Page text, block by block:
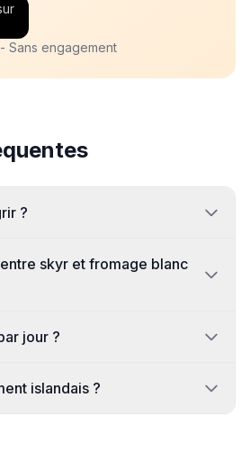
Sans engagement
?
skyr et fromage blanc
jour ?
islandais ?